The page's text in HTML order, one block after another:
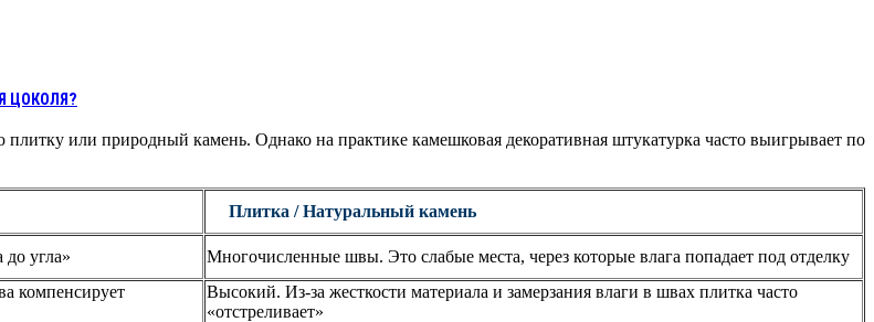
ЦОКОЛЯ?
или природный камень. Однако на практике камешковая декоративная штукатурка часто выигрывает по
Плитка / Натуральный камень
угла» Многочисленные швы. Это слабые места, через которые влага попадает под отделку
компенсирует
Высокий. Из-за жесткости материала и замерзания влаги в швах плитка часто
«отстреливает»